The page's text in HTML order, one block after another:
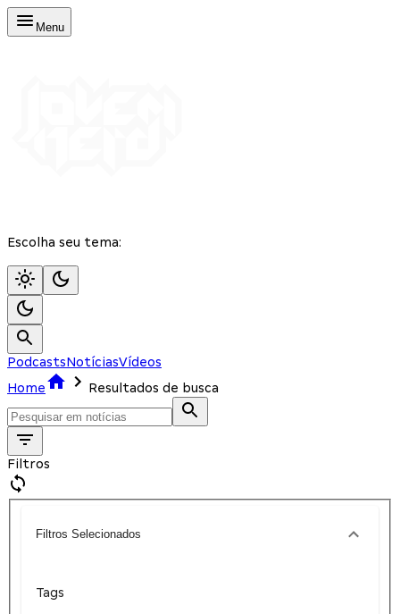
Menu
Escolha seu tema:
PodcastsNotíciasVídeos
Home
Resultados de busca
Filtros
Filtros Selecionados
Tags